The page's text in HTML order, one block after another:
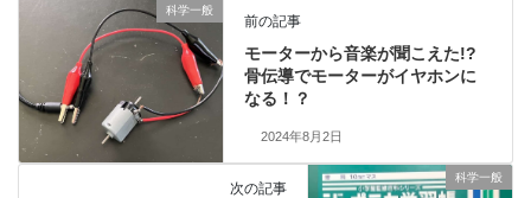
科学一般
前の記事
モーターから音楽が聞こえた!?
骨伝導でモーターがイヤホンに
なる！？
2024年8月2日
科学一般
次の記事